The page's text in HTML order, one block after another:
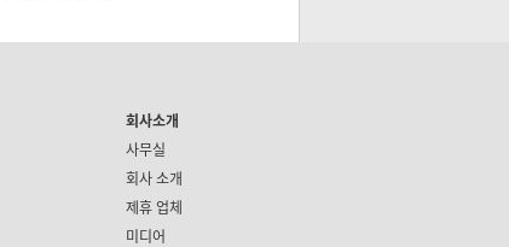
회사소개
사무실
회사 소개
제휴 업체
미디어